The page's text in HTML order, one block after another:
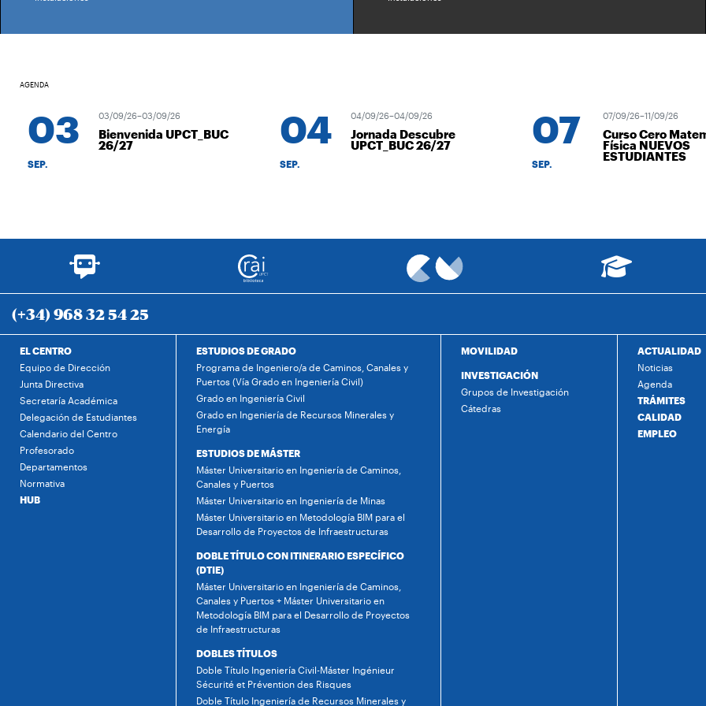
AGENDA
03
SEP.
03/09/26–03/09/26
Bienvenida UPCT_BUC
26/27 04
SEP.
04/09/26–04/09/26
Jornada Descubre
UPCT_BUC 26/27 07
SEP.
07/09/26–11/09/26
Curso Cero
Física NUEVOS
ESTUDIANTES
(+34) 968 32 54 25
EL CENTRO
Equipo de Dirección
Junta Directiva
Secretaría Académica
Delegación de Estudiantes
Calendario del Centro
Profesorado
Departamentos
Normativa
HUB
ESTUDIOS DE GRADO
Programa de Ingeniero/a de Caminos, Canales y
Puertos (Vía Grado en Ingeniería Civil)
Grado en Ingeniería Civil
Grado en Ingeniería de Recursos Minerales y
Energía
ESTUDIOS DE MÁSTER
Máster Universitario en Ingeniería de Caminos,
Canales y Puertos
Máster Universitario en Ingeniería de Minas
Máster Universitario en Metodología BIM para el
Desarrollo de Proyectos de Infraestructuras
DOBLE TÍTULO CON ITINERARIO ESPECÍFICO
(DTIE)
Máster Universitario en Ingeniería de Caminos,
Canales y Puertos + Máster Universitario en
Metodología BIM para el Desarrollo de Proyectos
de Infraestructuras
DOBLES TÍTULOS
Doble Título Ingeniería Civil-Máster Ingénieur
Sécurité et Prévention des Risques
Doble Título Ingeniería de Recursos Minerales y
MOVILIDAD
INVESTIGACIÓN
Grupos de Investigación
Cátedras
ACTUALIDAD
Noticias
Agenda
TRÁMITES
CALIDAD
EMPLEO